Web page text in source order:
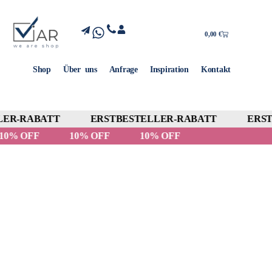
0,00 €
Shop Über uns Anfrage Inspiration Kontakt
RABATT ERSTBESTELLER-RABATT
10% OFF
10% OFF 10% OFF